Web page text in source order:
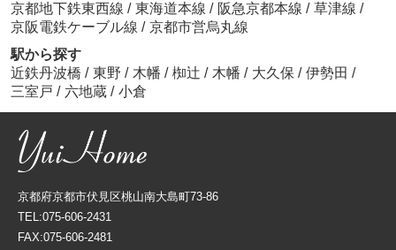
京都地下鉄東西線 / 東海道本線 / 阪急京都本線 / 草津線 /
京阪電鉄ケーブル線 / 京都市営烏丸線
駅から探す
近鉄丹波橋 / 東野 / 木幡 / 椥辻 / 木幡 / 大久保 / 伊勢田 /
三室戸 / 六地蔵 / 小倉
京都府京都市伏見区桃山南大島町73-86
TEL:075-606-2431
FAX:075-606-2481